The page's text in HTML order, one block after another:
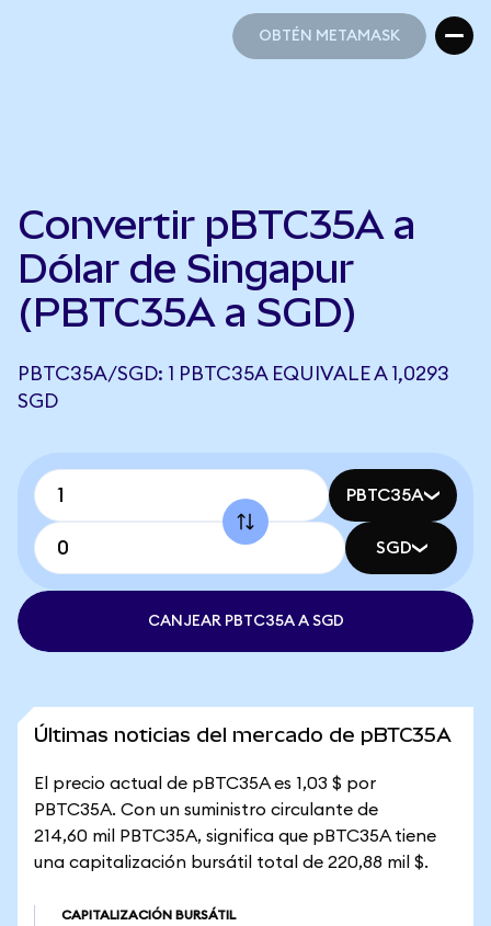
OBTÉN METAMASK
Convertir pBTC35A a
Dólar de Singapur
(PBTC35A a SGD)
PBTC35A/SGD: 1 PBTC35A EQUIVALE A 1,0293
SGD
PBTC35A
SGD
CANJEAR PBTC35A A SGD
Últimas noticias del mercado de pBTC35A
El precio actual de pBTC35A es 1,03 $ por
PBTC35A. Con un suministro circulante de
214,60 mil PBTC35A, significa que pBTC35A tiene
una capitalización bursátil total de 220,88 mil $.
CAPITALIZACIÓN BURSÁTIL